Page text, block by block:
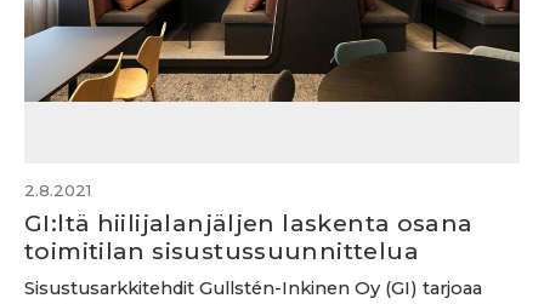
2.8.2021
GI:ltä hiilijalanjäljen laskenta osana
toimitilan sisustussuunnittelua
Sisustusarkkitehdit Gullstén-Inkinen Oy (GI) tarjoaa